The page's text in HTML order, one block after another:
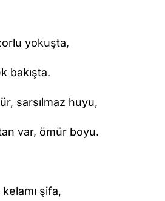
yokuşta,
bakışta.
sarsılmaz huyu,
var, ömür boyu.
şifa,